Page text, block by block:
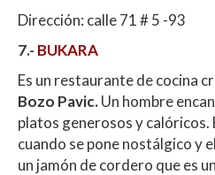
Dirección: calle 71 # 5 -93
7.- BUKARA
Es un restaurante de cocina
Bozo Pavic.Un hombre
platos generosos y calóricos.
cuando se pone nostálgico y
un jamón de cordero que es